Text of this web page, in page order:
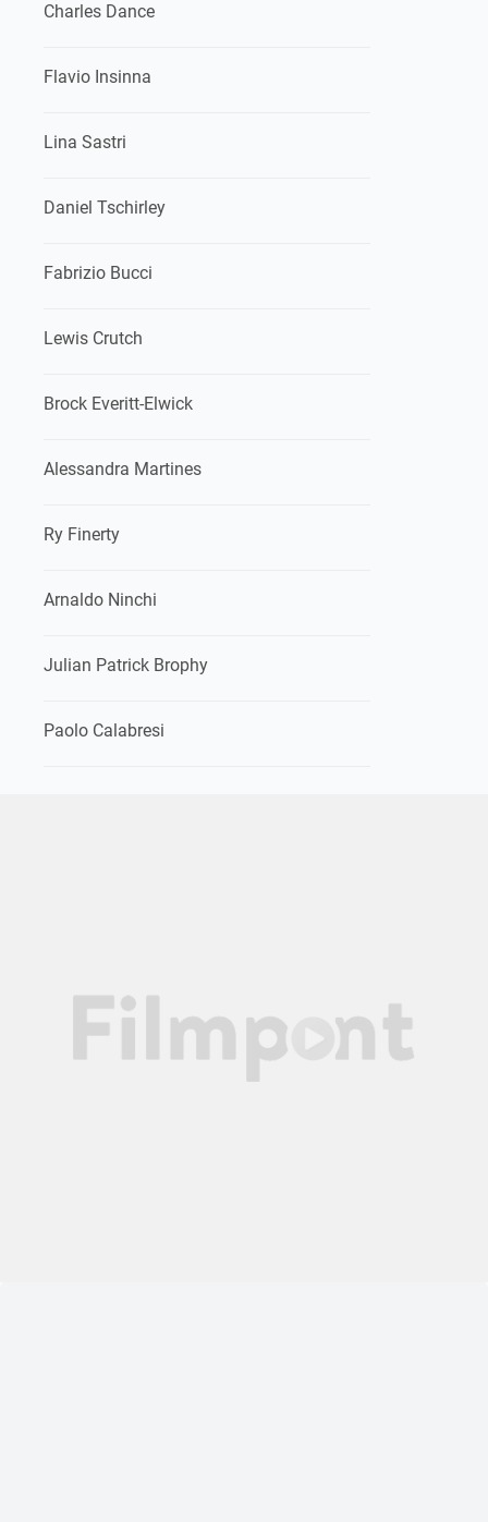
Charles Dance
Flavio Insinna
Lina Sastri
Daniel Tschirley
Fabrizio Bucci
Lewis Crutch
Brock Everitt-Elwick
Alessandra Martines
Ry Finerty
Arnaldo Ninchi
Julian Patrick Brophy
Paolo Calabresi